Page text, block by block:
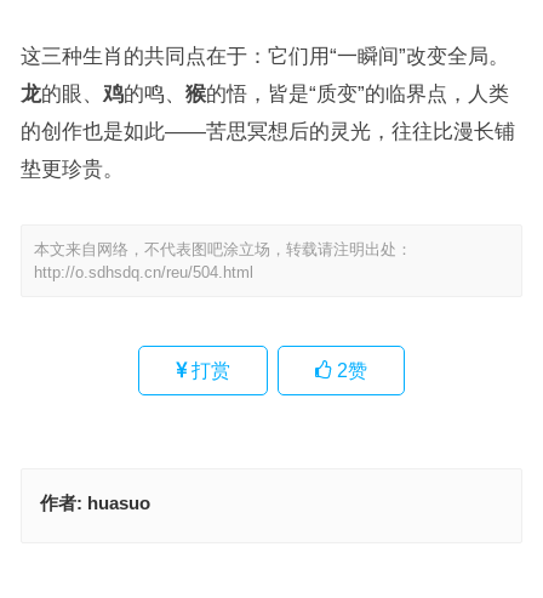
这三种生肖的共同点在于：它们用“一瞬间”改变全局。
龙的眼、 鸡的鸣、 猴的悟，皆是“质变”的临界点，人类
的创作也是如此——苦思冥想后的灵光，往往比漫长铺
垫更珍贵。
本文来自网络，不代表图吧涂立场，转载请注明出处：
http://o.sdhsdq.cn/reu/504.html
打赏 2赞
作者: huasuo